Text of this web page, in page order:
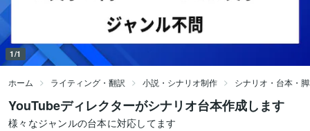
1/1
ホーム ライティング・翻訳 小説・シナリオ制作 シナリオ・台本・
YouTubeディレクターがシナリオ台本作成します
様々なジャンルの台本に対応してます